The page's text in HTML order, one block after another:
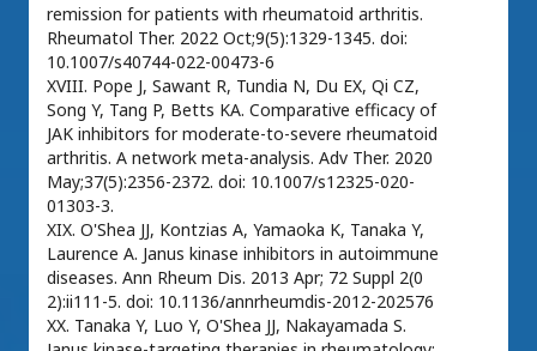
remission for patients with rheumatoid arthritis.
Rheumatol Ther. 2022 Oct;9(5):1329-1345. doi:
10.1007/s40744-022-00473-6
XVIII. Pope J, Sawant R, Tundia N, Du EX, Qi CZ,
Song Y, Tang P, Betts KA. Comparative efficacy of
JAK inhibitors for moderate-to-severe rheumatoid
arthritis. A network meta-analysis. Adv Ther. 2020
May;37(5):2356-2372. doi: 10.1007/s12325-020-
01303-3.
XIX. O'Shea JJ, Kontzias A, Yamaoka K, Tanaka Y,
Laurence A. Janus kinase inhibitors in autoimmune
diseases. Ann Rheum Dis. 2013 Apr; 72 Suppl 2(0
2):ii111-5. doi: 10.1136/annrheumdis-2012-202576
XX. Tanaka Y, Luo Y, O'Shea JJ, Nakayamada S.